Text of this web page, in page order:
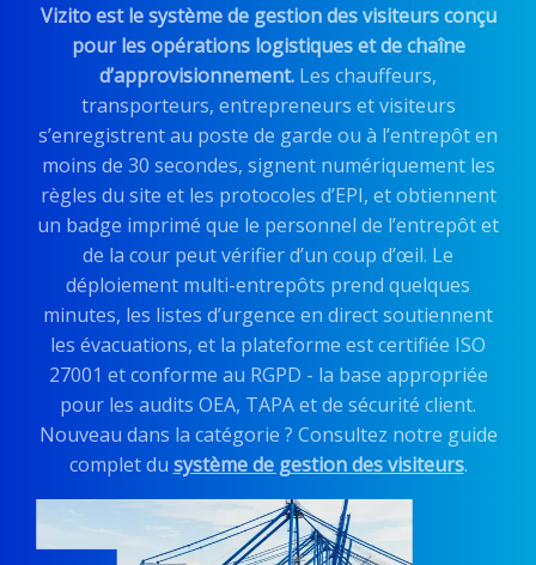
Vizito est le système de gestion des visiteurs conçu
pour les opérations logistiques et de chaîne
d’approvisionnement. Les chauffeurs,
transporteurs, entrepreneurs et visiteurs
s’enregistrent au poste de garde ou à l’entrepôt en
moins de 30 secondes, signent numériquement les
règles du site et les protocoles d’EPI, et obtiennent
un badge imprimé que le personnel de l’entrepôt et
de la cour peut vérifier d’un coup d’œil. Le
déploiement multi-entrepôts prend quelques
minutes, les listes d’urgence en direct soutiennent
les évacuations, et la plateforme est certifiée ISO
27001 et conforme au RGPD - la base appropriée
pour les audits OEA, TAPA et de sécurité client.
Nouveau dans la catégorie ? Consultez notre guide
complet du système de gestion des visiteurs.